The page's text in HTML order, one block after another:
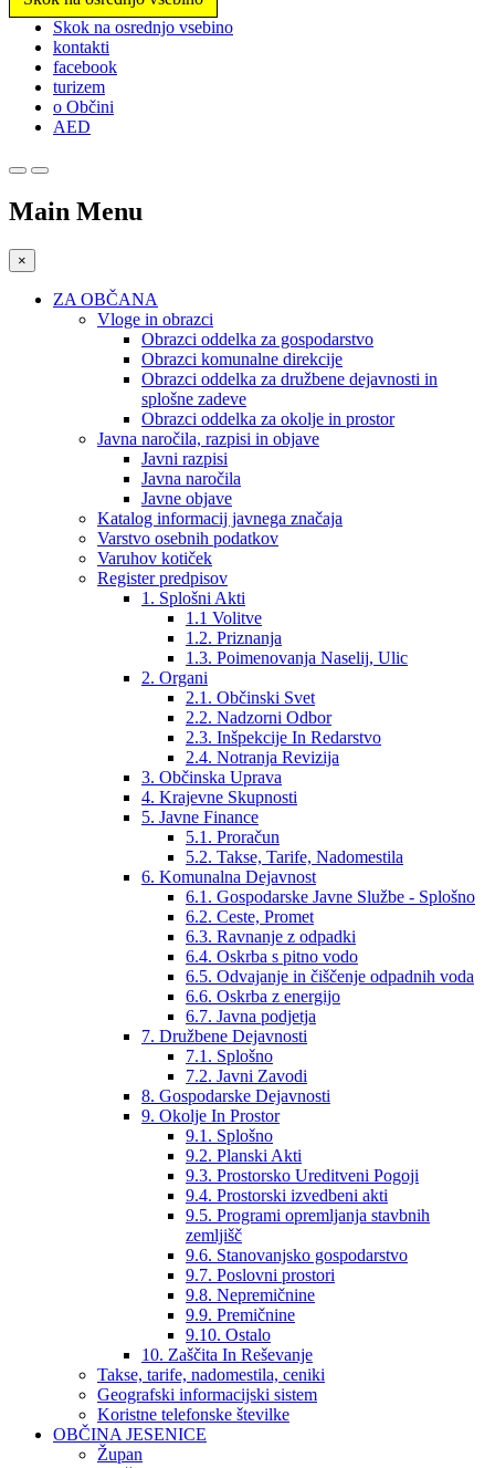
Prosimo,
upoštevajte:
spletno
mesto
vključuje
sistem
Skok na osrednjo vsebino
kontakti
facebook
turizem
o Občini
AED
Main Menu
×
ZA OBČANA
Vloge in obrazci
Obrazci oddelka za gospodarstvo
Obrazci komunalne direkcije
Obrazci oddelka za družbene dejavnosti in
splošne zadeve
Obrazci oddelka za okolje in prostor
Javna naročila, razpisi in objave
Javni razpisi
Javna naročila
Javne objave
Katalog informacij javnega značaja
Varstvo osebnih podatkov
Varuhov kotiček
Register predpisov
1. Splošni Akti
1.1 Volitve
1.2. Priznanja
1.3. Poimenovanja Naselij, Ulic
2. Organi
2.1. Občinski Svet
2.2. Nadzorni Odbor
2.3. Inšpekcije In Redarstvo
2.4. Notranja Revizija
3. Občinska Uprava
4. Krajevne Skupnosti
5. Javne Finance
5.1. Proračun
5.2. Takse, Tarife, Nadomestila
6. Komunalna Dejavnost
6.1. Gospodarske Javne Službe - Splošno
6.2. Ceste, Promet
6.3. Ravnanje z odpadki
6.4. Oskrba s pitno vodo
6.5. Odvajanje in čiščenje odpadnih voda
6.6. Oskrba z energijo
6.7. Javna podjetja
7. Družbene Dejavnosti
7.1. Splošno
7.2. Javni Zavodi
8. Gospodarske Dejavnosti
9. Okolje In Prostor
9.1. Splošno
9.2. Planski Akti
9.3. Prostorsko Ureditveni Pogoji
9.4. Prostorski izvedbeni akti
9.5. Programi opremljanja stavbnih
zemljišč
9.6. Stanovanjsko gospodarstvo
9.7. Poslovni prostori
9.8. Nepremičnine
9.9. Premičnine
9.10. Ostalo
10. Zaščita In Reševanje
Takse, tarife, nadomestila, ceniki
Geografski informacijski sistem
Koristne telefonske številke
OBČINA JESENICE
Župan